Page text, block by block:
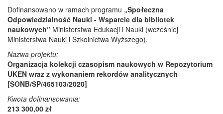
Dofinansowano w ramach programu „Społeczna
Odpowiedzialność Nauki - Wsparcie dla bibliotek
naukowych” Ministerstwa Edukacji i Nauki (wcześniej
Ministerstwa Nauki i Szkolnictwa Wyższego).
Nazwa projektu:
Organizacja kolekcji czasopism naukowych w Repozytorium
UKEN wraz z wykonaniem rekordów analitycznych
[SONB/SP/465103/2020]
Kwota dofinansowania:
213 300,00 zł